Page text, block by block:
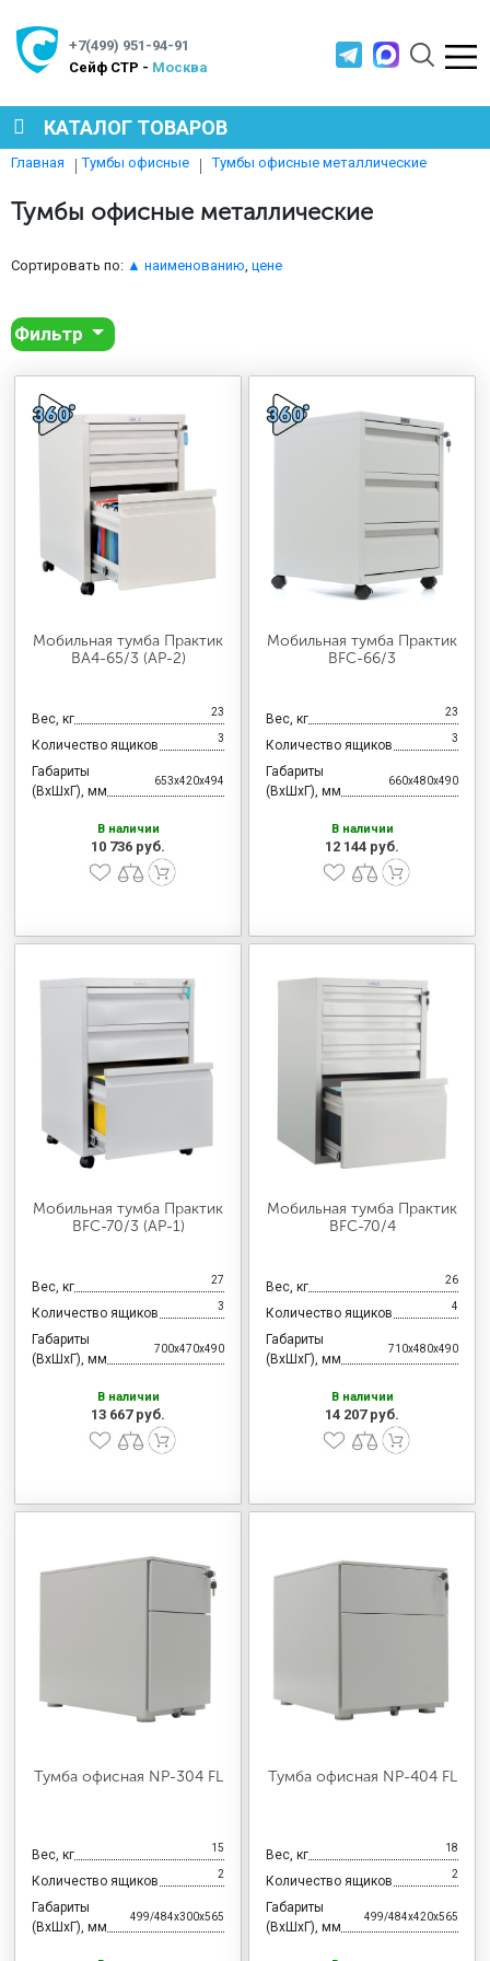
+7(499) 951-94-91
Cейф СТР - Москва
КАТАЛОГ ТОВАРОВ
МЕТАЛЛИЧЕСКАЯ МЕБЕЛЬ
МЕТАЛЛИЧЕСКИЕ СТЕЛЛАЖИ
ПРОИЗВОДСТВЕННАЯ МЕБЕЛЬ
МЕДИЦИНСКАЯ МЕБЕЛЬ
СИСТЕМЫ ХРАНЕНИЯ
ОФИСНАЯ МЕБЕЛЬ
МЕБЕЛЬ ДЛЯ ДОМА
СТАЛЬНЫЕ ДВЕРИ
Главная Тумбы офисные Тумбы офисные металлические
Тумбы офисные металлические
Сортировать по: ▲ наименованию цене
Фильтр
Мобильная тумба Практик
BA4-65/3 (АР-2)
Вес, кг 23
Количество ящиков 3
Габариты
(ВхШхГ), мм
653x420x494
В наличии
10 736 руб.
Мобильная тумба Практик
BFC-66/3
Вес, кг 23
Количество ящиков 3
Габариты
(ВхШхГ), мм
660x480x490
В наличии
12 144 руб.
Мобильная тумба Практик
BFC-70/3 (АР-1)
Вес, кг 27
Количество ящиков 3
Габариты
(ВхШхГ), мм
700x470x490
В наличии
13 667 руб.
Мобильная тумба Практик
BFC-70/4
Вес, кг 26
Количество ящиков 4
Габариты
(ВхШхГ), мм
710x480x490
В наличии
14 207 руб.
Тумба офисная NP-304 FL
Вес, кг 15
Количество ящиков 2
Габариты
(ВхШхГ), мм
499/484x300x565
Тумба офисная NP-404 FL
Вес, кг 18
Количество ящиков 2
Габариты
(ВхШхГ), мм
499/484x420x565